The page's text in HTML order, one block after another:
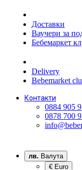
Доставки
Ваучери за
Бебемаркет
Delivery
Bebemarket
Контакти
0884 905
0878 700
лв. Валута
€ Euro